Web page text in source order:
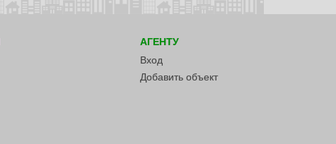
АГЕНТУ
Вход
Добавить объект